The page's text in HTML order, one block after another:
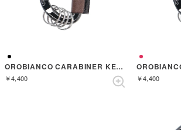
OROBIANCO CARABINER KEYRING ORKYー004 MBK （CAMO-BLACK）
￥4,400 ￥4,400